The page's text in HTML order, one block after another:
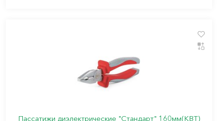
Пассатижи диэлектрические "Стандарт" 160мм(КВТ)